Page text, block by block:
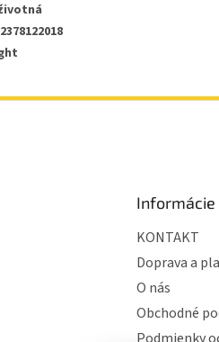
Informácie
KONTAKT
Doprava a
O nás
Obchodné